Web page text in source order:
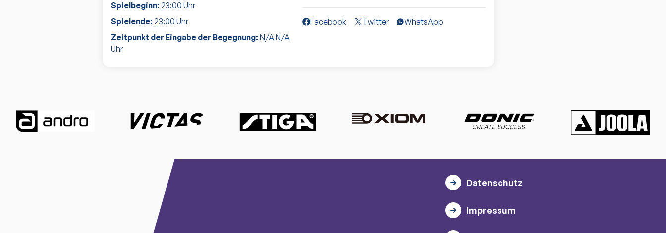
Spielbeginn: 23:00 Uhr
Spielende: 23:00 Uhr
Zeitpunkt der Eingabe der Begegnung: N/AN/A
Uhr
Facebook Twitter WhatsApp
Datenschutz
Impressum